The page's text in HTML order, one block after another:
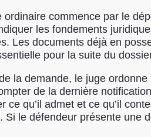
ordinaire commence par le
les fondements
Les documents déjà en
pour la suite du
la demande, le juge
de la dernière
ce qu’il admet et ce qu’il
Si le défendeur présente une